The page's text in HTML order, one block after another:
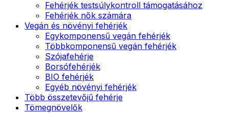
Fehérjék testsúlykontroll támogatásához
Fehérjék nők számára
Vegán és növényi fehérjék
Egykomponensű vegán fehérjék
Többkomponensű vegán fehérjék
Szójafehérje
Borsófehérjék
BIO fehérjék
Egyéb növényi fehérjék
Több összetevőjű fehérje
Tömegnövelők